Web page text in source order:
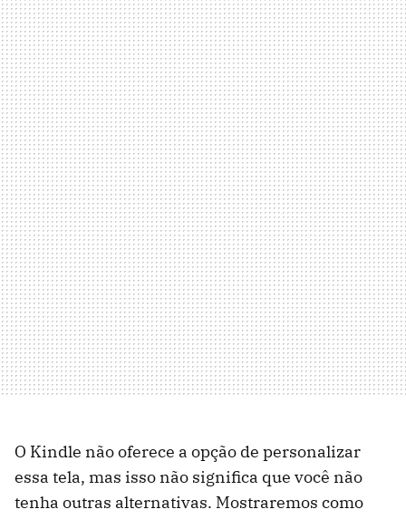
O Kindle não oferece a opção de personalizar
essa tela, mas isso não significa que você não
tenha outras alternativas. Mostraremos como